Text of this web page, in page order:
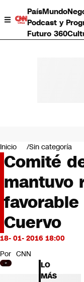
PaísMundo
Podcast y
Futuro 360
Negocios
Deportes
Programas
Cultura
Servicios
Bits
CNN tiempo
Futuro 360
Inicio Sin categoría
Comité
mantuvo
Cuervo
18- 01- 2016 18:00
Por CNN
LO
MÁS